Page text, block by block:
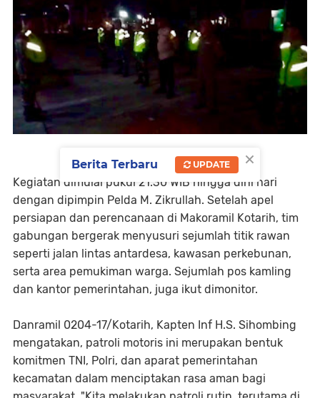
Kegiatan dimulai pukul 21.30 WIB hingga dini hari
dengan dipimpin Pelda M. Zikrullah. Setelah apel
persiapan dan perencanaan di Makoramil Kotarih, tim
gabungan bergerak menyusuri sejumlah titik rawan
seperti jalan lintas antardesa, kawasan perkebunan,
serta area pemukiman warga. Sejumlah pos kamling
dan kantor pemerintahan, juga ikut dimonitor.
Danramil 0204-17/Kotarih, Kapten Inf H.S. Sihombing
mengatakan, patroli motoris ini merupakan bentuk
komitmen TNI, Polri, dan aparat pemerintahan
kecamatan dalam menciptakan rasa aman bagi
×
Berita Terbaru UPDATE